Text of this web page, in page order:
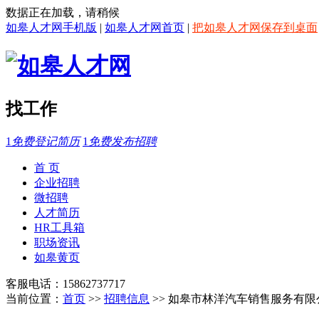
数据正在加载，请稍候
如皋人才网手机版 | 如皋人才网首页 | 把如皋人才网保存到桌面
找工作
1 免费登记简历 1 免费发布招聘
首 页
企业招聘
微招聘
人才简历
HR工具箱
职场资讯
如皋黄页
客服电话：15862737717
当前位置： 首页 >> 招聘信息 >> 如皋市林洋汽车销售服务有限